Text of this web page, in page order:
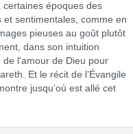
époques des
sentimentales, comme en
pieuses au goût plutôt
dans son intuition
l'amour de Dieu pour
Et le récit de l’Évangile
jusqu’où est allé cet